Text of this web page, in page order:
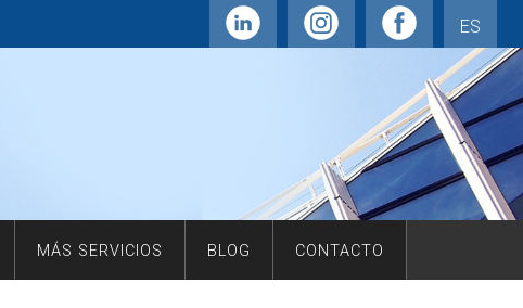
ES
MÁS SERVICIOS BLOG CONTACTO